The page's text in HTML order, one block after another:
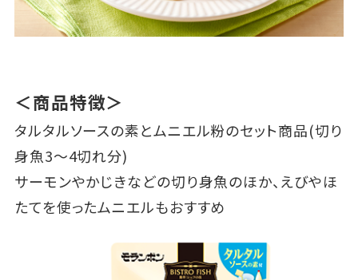
＜商品特徴＞
タルタルソースの素とムニエル粉のセット商品(切り
身魚3～4切れ分)
サーモンやかじきなどの切り身魚のほか、えびやほ
たてを使ったムニエルもおすすめ